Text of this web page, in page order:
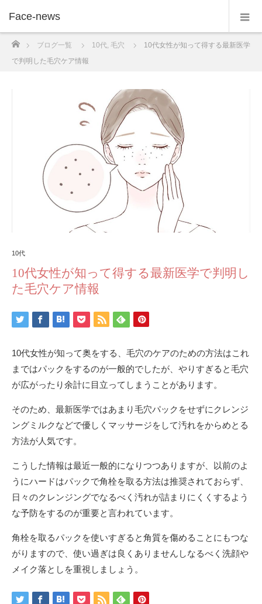
Face-news
ブログ一覧 10代, 毛穴
10代女性が知って得する最新医学
で判明した毛穴ケア情報
10代
10代女性が知って得する最新医学で判明し
た毛穴ケア情報
10代女性が知って奥をする、毛穴のケアのための方法はこれ
まではパックをするのが一般的でしたが、やりすぎると毛穴
が広がったり余計に目立ってしまうことがあります。
そのため、最新医学ではあまり毛穴パックをせずにクレンジ
ングミルクなどで優しくマッサージをして汚れをからめとる
方法が人気です。
こうした情報は最近一般的になりつつありますが、以前のよ
うにハードはパックで角栓を取る方法は推奨されておらず、
日々のクレンジングでなるべく汚れが詰まりにくくするよう
な予防をするのが重要と言われています。
角栓を取るパックを使いすぎると角質を傷めることにもつな
がりますので、使い過ぎは良くありませんしなるべく洗顔や
メイク落としを重視しましょう。